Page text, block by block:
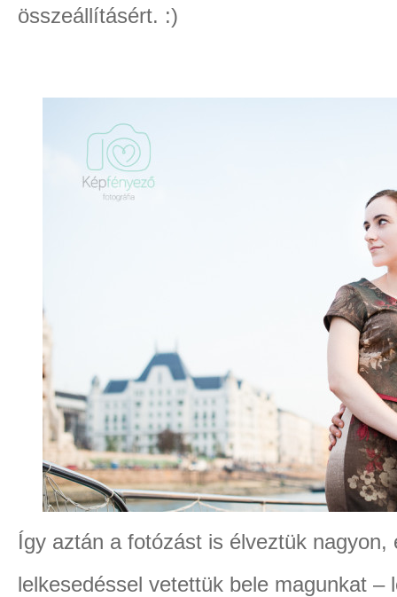
összeállításért. :)
Így aztán a fotózást is élveztük
lelkesedéssel vetettük bele magunkat –